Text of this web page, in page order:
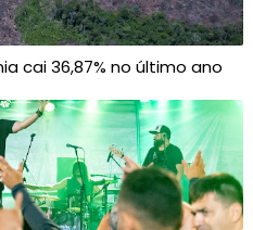
cai 36,87% no último ano